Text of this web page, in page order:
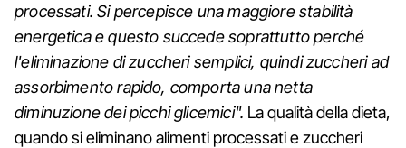
processati. Si percepisce una maggiore stabilità
energetica e questo succede soprattutto perché
l'eliminazione di zuccheri semplici, quindi zuccheri ad
assorbimento rapido, comporta una netta
diminuzione dei picchi glicemici". La qualità della dieta,
quando si eliminano alimenti processati e zuccheri